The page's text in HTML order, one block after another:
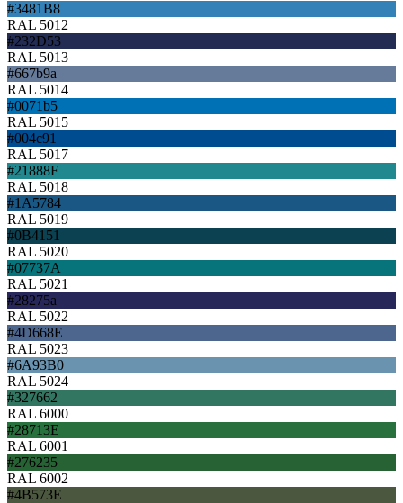
#3481B8
RAL 5012
#232D53
RAL 5013
#667b9a
RAL 5014
#0071b5
RAL 5015
#004c91
RAL 5017
#21888F
RAL 5018
#1A5784
RAL 5019
#0B4151
RAL 5020
#07737A
RAL 5021
#28275a
RAL 5022
#4D668E
RAL 5023
#6A93B0
RAL 5024
#327662
RAL 6000
#28713E
RAL 6001
#276235
RAL 6002
#4B573E